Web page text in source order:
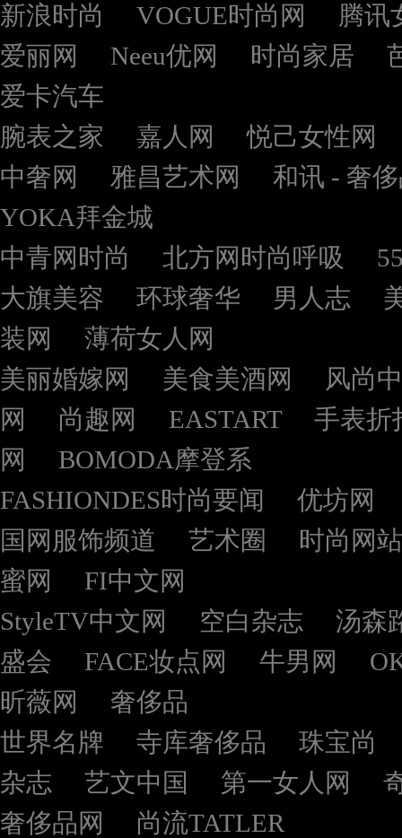
新浪时尚 VOGUE时尚网
腾讯
爱丽网
Neeu优网 时尚家居
爱卡汽车
腕表之家
嘉人网
悦己女性网
中奢网
雅昌艺术网
和讯 - 奢
YOKA拜金城
中青网时尚
北方网时尚呼吸
大旗美容
环球奢华 男人志
装网
薄荷女人网
美丽婚嫁网
美食美酒网
风尚
网
尚趣网 EASTART
手表折
网
BOMODA摩登系
FASHIONDES时尚要闻
优坊网
国网服饰频道
艺术圈
时尚网站
蜜网
FI中文网
StyleTV中文网
空白杂志
汤森
盛会
FACE妆点网 牛男网
昕薇网
奢侈品
世界名牌
寺库奢侈品
珠宝尚
杂志
艺文中国 第一女人网
奢侈品网
尚流TATLER